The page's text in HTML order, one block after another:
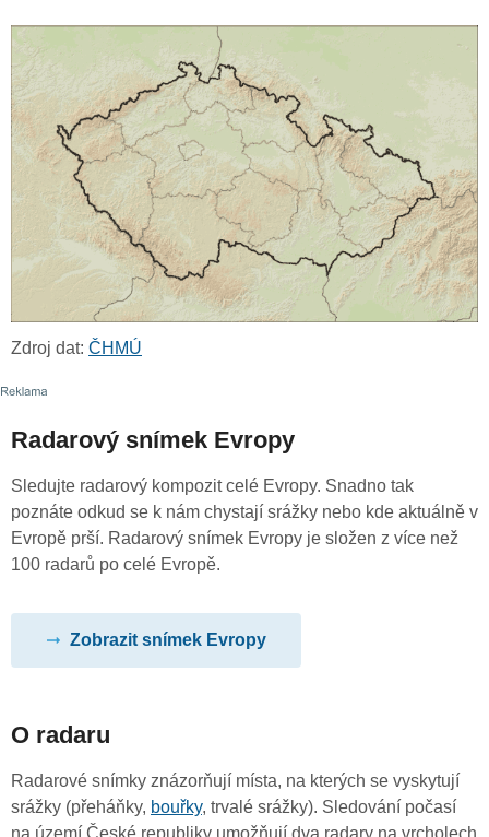
Zdroj dat: ČHMÚ
Radarový snímek Evropy
Sledujte radarový kompozit celé Evropy. Snadno tak
poznáte odkud se k nám chystají srážky nebo kde aktuálně v
Evropě prší. Radarový snímek Evropy je složen z více než
100 radarů po celé Evropě.
Zobrazit snímek Evropy
O radaru
Radarové snímky znázorňují místa, na kterých se vyskytují
srážky (přeháňky, bouřky, trvalé srážky). Sledování počasí
na území České republiky umožňují dva radary na vrcholech